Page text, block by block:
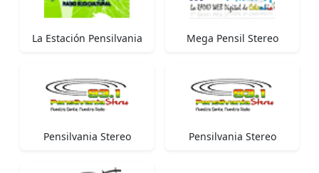
La Estación Pensilvania Mega Pensil Stereo
Pensilvania Stereo Pensilvania Stereo